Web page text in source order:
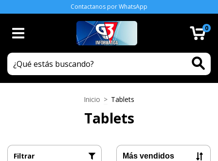
Contactanos por WhatsApp
0
Inicio > Tablets
Tablets
Filtrar